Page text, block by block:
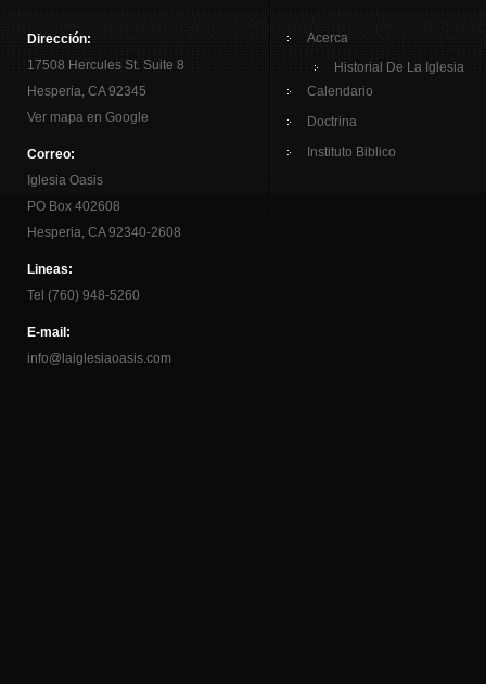
Dirección:
17508 Hercules St. Suite 8
Hesperia, CA 92345
Ver mapa en Google
Correo:
Iglesia Oasis
PO Box 402608
Hesperia, CA 92340-2608
Lineas:
Tel (760) 948-5260
E-mail:
info@laiglesiaoasis.com
Acerca
Historial De La Iglesia
Calendario
Doctrina
Instituto Biblico